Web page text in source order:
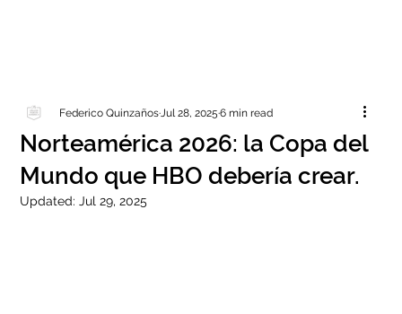
Norteamérica 2026: la Copa del
Mundo que HBO debería crear.
Federico QuinzañosJul 28, 20256 min read
Updated: Jul 29, 2025